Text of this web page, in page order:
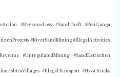
#RevenueLoss #SandTheft #PenGanga
#RiverSandMining #IllegalActivities
#UnregulatedMining #SandExtraction
#IllegalTransport #HyvaTrucks